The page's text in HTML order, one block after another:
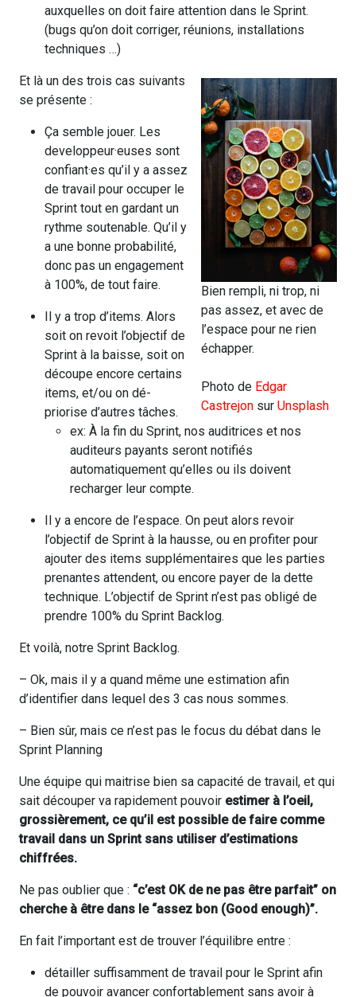
auxquelles on doit faire attention dans le Sprint.
(bugs qu’on doit corriger, réunions, installations
techniques …)
Bien rempli, ni trop, ni
pas assez, et avec de
l’espace pour ne rien
échapper.
Photo de Edgar
Castrejon sur Unsplash
Et là un des trois cas suivants
se présente :
Ça semble jouer. Les
developpeur·euses sont
confiant·es qu’il y a assez
de travail pour occuper le
Sprint tout en gardant un
rythme soutenable. Qu’il y
a une bonne probabilité,
donc pas un engagement
à 100%, de tout faire.
Il y a trop d’items. Alors
soit on revoit l’objectif de
Sprint à la baisse, soit on
découpe encore certains
items, et/ou on dé-
priorise d’autres tâches.
ex: À la fin du Sprint, nos auditrices et nos
auditeurs payants seront notifiés
automatiquement qu’elles ou ils doivent
recharger leur compte.
Il y a encore de l’espace. On peut alors revoir
l’objectif de Sprint à la hausse, ou en profiter pour
ajouter des items supplémentaires que les parties
prenantes attendent, ou encore payer de la dette
technique. L’objectif de Sprint n’est pas obligé de
prendre 100% du Sprint Backlog.
Et voilà, notre Sprint Backlog.
– Ok, mais il y a quand même une estimation afin
d’identifier dans lequel des 3 cas nous sommes.
– Bien sûr, mais ce n’est pas le focus du débat dans le
Sprint Planning
Une équipe qui maitrise bien sa capacité de travail, et qui
sait découper va rapidement pouvoir estimer à l’oeil,
grossièrement, ce qu’il est possible de faire comme
travail dans un Sprint sans utiliser d’estimations
chiffrées.
Ne pas oublier que : “c’est OK de ne pas être parfait” on
cherche à être dans le “assez bon (Good enough)”.
En fait l’important est de trouver l’équilibre entre :
détailler suffisamment de travail pour le Sprint afin
de pouvoir avancer confortablement sans avoir à